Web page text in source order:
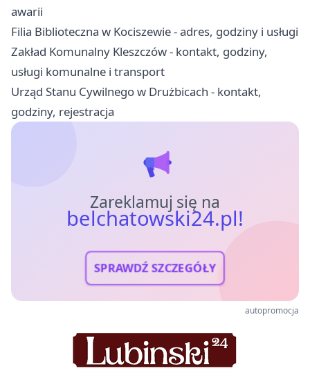
awarii
Filia Biblioteczna w Kociszewie - adres, godziny i usługi
Zakład Komunalny Kleszczów - kontakt, godziny,
usługi komunalne i transport
Urząd Stanu Cywilnego w Drużbicach - kontakt,
godziny, rejestracja
Zareklamuj się na
belchatowski24.pl!
SPRAWDŹ SZCZEGÓŁY
autopromocja